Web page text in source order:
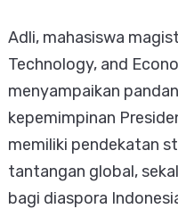
Adli, mahasiswa
Technology, and
menyampaikan
kepemimpinan
memiliki pendekatan
tantangan global,
bagi diaspora